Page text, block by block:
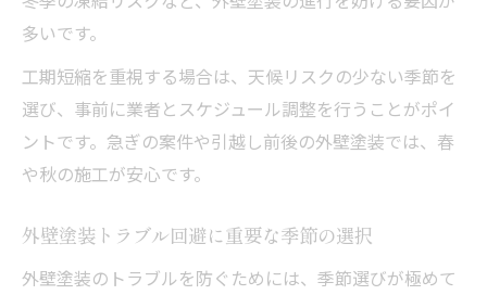
多いです。
工期短縮を重視する場合は、天候リスクの少ない季節を
選び、事前に業者とスケジュール調整を行うことがポイ
ントです。急ぎの案件や引越し前後の外壁塗装では、春
や秋の施工が安心です。
外壁塗装トラブル回避に重要な季節の選択
外壁塗装のトラブルを防ぐためには、季節選びが極めて